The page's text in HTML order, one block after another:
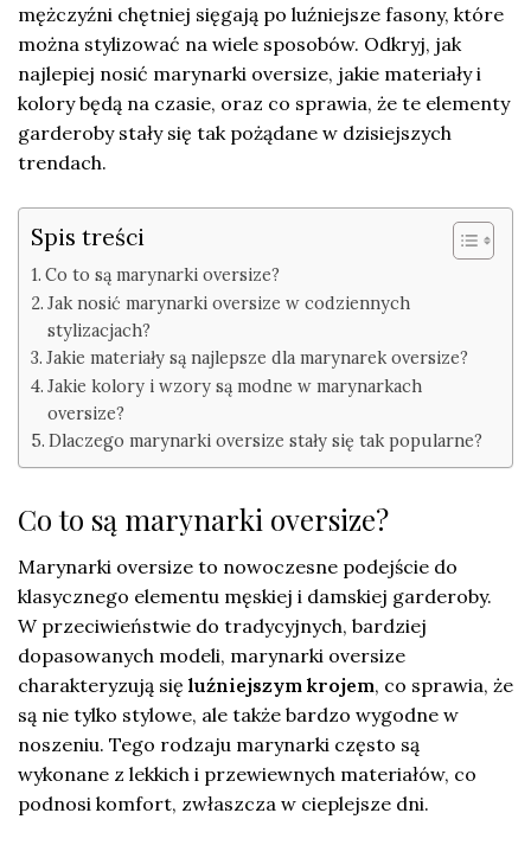
mężczyźni chętniej sięgają po luźniejsze fasony, które
można stylizować na wiele sposobów. Odkryj, jak
najlepiej nosić marynarki oversize, jakie materiały i
kolory będą na czasie, oraz co sprawia, że te elementy
garderoby stały się tak pożądane w dzisiejszych
trendach.
Spis treści
Co to są marynarki oversize?
Jak nosić marynarki oversize w codziennych
stylizacjach?
Jakie materiały są najlepsze dla marynarek oversize?
Jakie kolory i wzory są modne w marynarkach
oversize?
Dlaczego marynarki oversize stały się tak popularne?
Co to są marynarki oversize?
Marynarki oversize to nowoczesne podejście do
klasycznego elementu męskiej i damskiej garderoby.
W przeciwieństwie do tradycyjnych, bardziej
dopasowanych modeli, marynarki oversize
charakteryzują się luźniejszym krojem, co sprawia, że
są nie tylko stylowe, ale także bardzo wygodne w
noszeniu. Tego rodzaju marynarki często są
wykonane z lekkich i przewiewnych materiałów, co
podnosi komfort, zwłaszcza w cieplejsze dni.